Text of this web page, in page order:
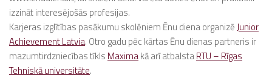
izzināt interesējošās profesijas.
Karjeras izglītības pasākumu skolēniem Ēnu diena organizēJunior
Achievement Latvia. Otro gadu pēc kārtas Ēnu dienas partneris ir
mazumtirdzniecības tīkls Maximakā arī atbalstaRTU – Rīgas
Tehniskā universitāte.